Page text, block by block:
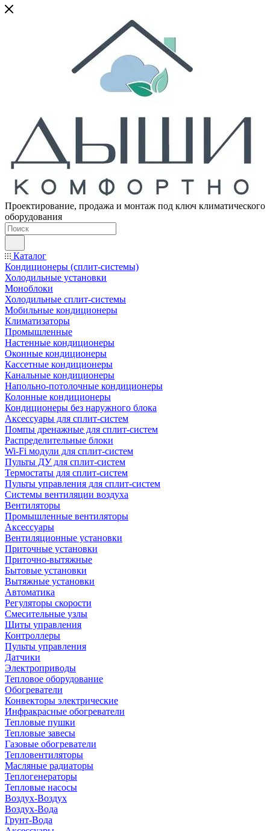
Проектирование, продажа и монтаж под ключ климатического
оборудования
Каталог
Кондиционеры (сплит-системы)
Холодильные установки
Моноблоки
Холодильные сплит-системы
Мобильные кондиционеры
Климатизаторы
Промышленные
Настенные кондиционеры
Оконные кондиционеры
Кассетные кондиционеры
Канальные кондиционеры
Напольно-потолочные кондиционеры
Колонные кондиционеры
Кондиционеры без наружного блока
Аксессуары для сплит-систем
Помпы дренажные для сплит-систем
Распределительные блоки
Wi-Fi модули для сплит-систем
Пульты ДУ для сплит-систем
Термостаты для сплит-систем
Пульты управления для сплит-систем
Системы вентиляции воздуха
Вентиляторы
Промышленные вентиляторы
Аксессуары
Вентиляционные установки
Приточные установки
Приточно-вытяжные
Бытовые установки
Вытяжные установки
Автоматика
Регуляторы скорости
Смесительные узлы
Щиты управления
Контроллеры
Пульты управления
Датчики
Электроприводы
Тепловое оборудование
Обогреватели
Конвекторы электрические
Инфракрасные обогреватели
Тепловые пушки
Тепловые завесы
Газовые обогреватели
Тепловентиляторы
Масляные радиаторы
Теплогенераторы
Тепловые насосы
Воздух-Воздух
Воздух-Вода
Грунт-Вода